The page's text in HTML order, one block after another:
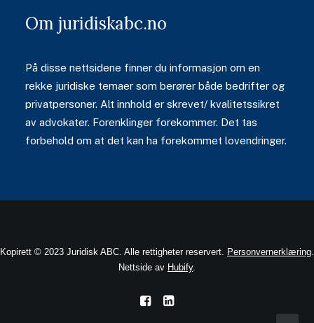
Om juridiskabc.no
På disse nettsidene finner du informasjon om en
rekke juridiske temaer som berører både bedrifter og
privatpersoner. Alt innhold er skrevet/ kvalitetssikret
av advokater. Forenklinger forekommer. Det tas
forbehold om at det kan ha forekommet lovendringer.
Kopirett © 2023 Juridisk ABC. Alle rettigheter reservert. Personvernerklæring.
Nettside av Hubify.